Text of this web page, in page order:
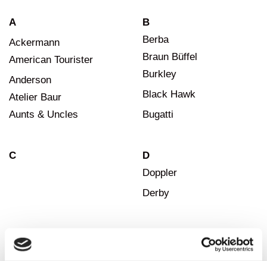
A
Ackermann
American Tourister
Anderson
Atelier Baur
Aunts & Uncles
B
Berba
Braun Büffel
Burkley
Black Hawk
Bugatti
C
D
Doppler
Derby
Esquire